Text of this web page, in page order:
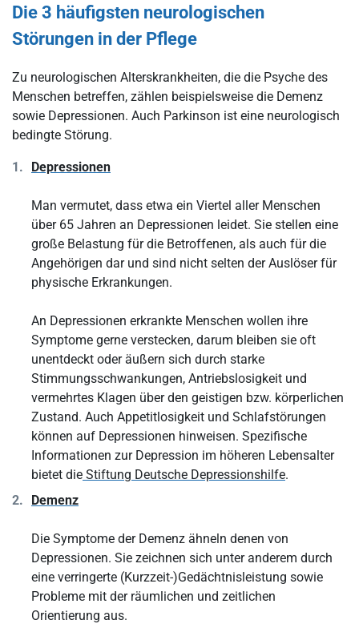
Die 3 häufigsten neurologischen
Störungen in der Pflege
Zu neurologischen Alterskrankheiten, die die Psyche des
Menschen betreffen, zählen beispielsweise die Demenz
sowie Depressionen. Auch Parkinson ist eine neurologisch
bedingte Störung.
Depressionen
Man vermutet, dass etwa ein Viertel aller Menschen
über 65 Jahren an Depressionen leidet. Sie stellen eine
große Belastung für die Betroffenen, als auch für die
Angehörigen dar und sind nicht selten der Auslöser für
physische Erkrankungen.
An Depressionen erkrankte Menschen wollen ihre
Symptome gerne verstecken, darum bleiben sie oft
unentdeckt oder äußern sich durch starke
Stimmungsschwankungen, Antriebslosigkeit und
vermehrtes Klagen über den geistigen bzw. körperlichen
Zustand. Auch Appetitlosigkeit und Schlafstörungen
können auf Depressionen hinweisen. Spezifische
Informationen zur Depression im höheren Lebensalter
bietet die Stiftung Deutsche Depressionshilfe.
Demenz
Die Symptome der Demenz ähneln denen von
Depressionen. Sie zeichnen sich unter anderem durch
eine verringerte (Kurzzeit-)Gedächtnisleistung sowie
Probleme mit der räumlichen und zeitlichen
Orientierung aus.